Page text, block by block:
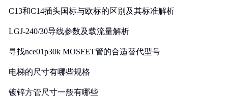
C13和C14插头国标与欧标的区别及其标准解析
LGJ-240/30导线参数及载流量解析
寻找nce01p30k MOSFET管的合适替代型号
电梯的尺寸有哪些规格
镀锌方管尺寸一般有哪些